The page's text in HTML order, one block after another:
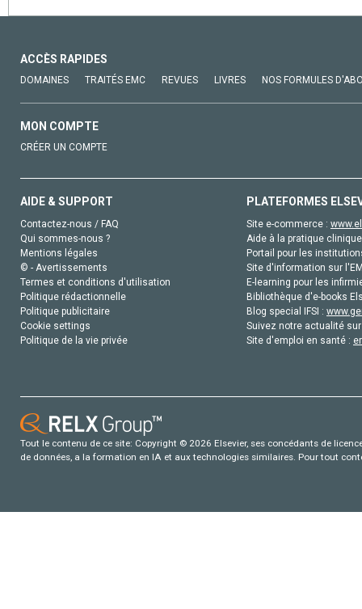
ACCÈS RAPIDES
DOMAINES TRAITÉS EMC REVUES LIVRES NOS FORMULES
MON COMPTE
CRÉER UN COMPTE
AIDE & SUPPORT
Contactez-nous / FAQ
Qui sommes-nous ?
Mentions légales
© - Avertissements
Termes et conditions d'utilisation
Politique rédactionnelle
Politique publicitaire
Cookie settings
Politique de la vie privée
PLATEFORMES
Site e-commerce :
Aide à la pratique
Portail pour les
Site d'information sur
E-learning pour les
Bibliothèque d'e-books
Blog special IFSI :
Suivez notre actualité
Site d'emploi en santé :
Tout le contenu de ce site: Copyright © 2026 Elsevier, ses concédants de
de données, a la formation en IA et aux technologies similaires. Pour tout